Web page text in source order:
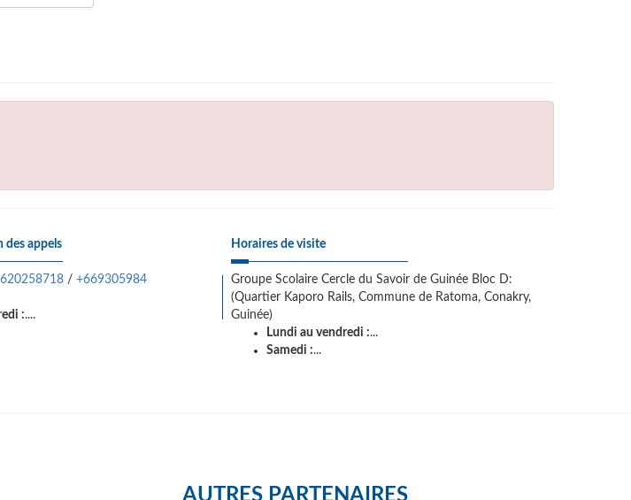
des appels
/ +669305984
:....
Horaires de visite
Groupe Scolaire Cercle du Savoir de Guinée Bloc D:
(Quartier Kaporo Rails, Commune de Ratoma, Conakry,
Guinée)
Lundi au vendredi :...
Samedi :...
AUTRES PARTENAIRES